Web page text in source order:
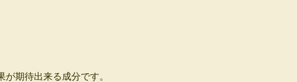
期待出来る成分です。